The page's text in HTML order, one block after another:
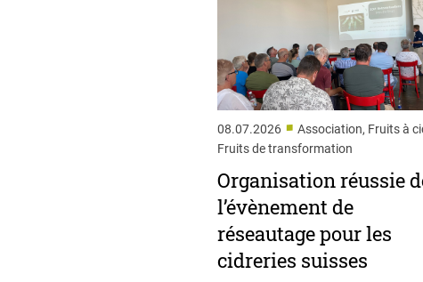
08.07.2026 ■ Association, Fruits à
Fruits de transformation
Organisation réussie
l’évènement de
réseautage pour les
cidreries suisses